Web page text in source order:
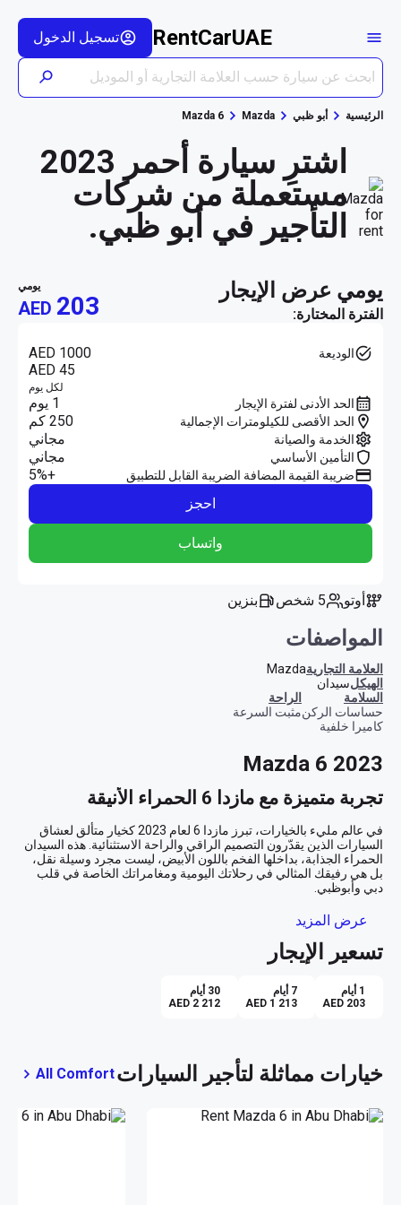
RentCarUAE تسجيل الدخول
الرئيسية أبو ظبي Mazda
Mazda 6
اشترِ سيارة أحمر 2023
مستعملة من شركات
التأجير في أبو ظبي.
يومي عرض الإيجار
الفترة المختارة:
يومي
AED 203
الوديعة
AED 1000
AED 45
لكل يوم
الحد الأدنى لفترة الإيجار 1 يوم
الحد الأقصى للكيلومترات الإجمالية 250 كم
الخدمة والصيانة مجاني
التأمين الأساسي مجاني
ضريبة القيمة المضافة الضريبة القابل للتطبيق
+5%
احجز
واتساب
أوتو 5 شخص بنزين
المواصفات
العلامة التجاريةMazda
الهيكلسيدان
السلامة
حساسات الركن
كاميرا خلفية
الراحة
مثبت السرعة
Mazda 6 2023
تجربة متميزة مع مازدا 6 الحمراء الأنيقة
تصميم يعكس شخصيتك
مع ناقل الحركة الأوتوماتيكي، تقدم مازدا 6 قيادة سلسة سيجعلك تشعر
أو تستمتع بنزهة هادئة على شاطئ جميرا، فإن هذه السيارة تضمن لك
عرض المزيد
تسعير الإيجار
1 أيام
AED 203
7 أيام
AED 1 213
30 أيام
AED 2 212
خيارات مماثلة لتأجير السياراتAll Comfort